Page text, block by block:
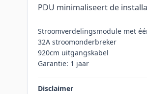
PDU minimaliseert de
Stroomverdelingsmodule met
32A stroomonderbreker
920cm uitgangskabel
Garantie: 1 jaar
Disclaimer